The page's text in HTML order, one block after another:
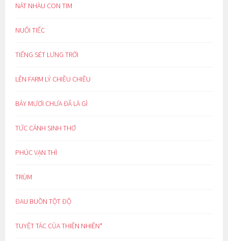
NÁT NHÀU CON TIM
NUỐI TIẾC
TIẾNG SÉT LƯNG TRỜI
LÊN FARM LÝ CHIỀU CHIỀU
BẢY MƯƠI CHƯA ĐÃ LÀ GÌ
TỨC CẢNH SINH THƠ
PHÚC VẠN THÌ
TRÙM
ĐAU BUỒN TỘT ĐỘ
TUYỆT TÁC CỦA THIÊN NHIÊN*